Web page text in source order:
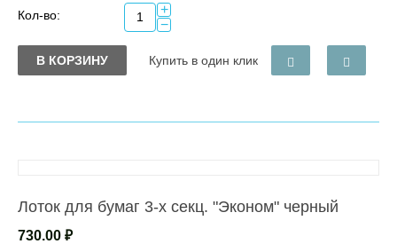
Кол-во:
+
−
В КОРЗИНУ Купить в один клик
Лоток для бумаг 3-х секц. "Эконом" черный
730.00 ₽